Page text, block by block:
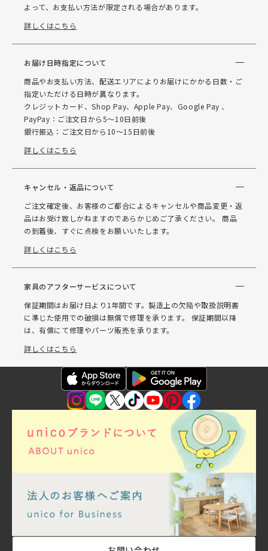
よって、お支払い方法が限定される場合があります。
詳しくはこちら
お届け日時指定について
商品やお支払い方法、配送エリアによりお届けにかかる日数・ご
指定いただける日時が異なります。
クレジットカード、Shop Pay、Apple Pay、Google Pay 、
PayPay：ご注文日から5～10日前後
銀行振込：ご注文日から10～15日前後
詳しくはこちら
キャンセル・返品について
ご注文確定後、お客様のご都合によるキャンセルや商品変更・返
品はお受け致しかねますのであらかじめご了承ください。 商品
の到着後、すぐに点検をお願いいたします。
詳しくはこちら
家具のアフターサービスについて
保証期間はお届け日より1年間です。製造上の欠陥や取扱説明書
に準じた使用での破損は無償で修理を承ります。 保証期間以降
は、有償にて修理やパーツ販売を承ります。
詳しくはこちら